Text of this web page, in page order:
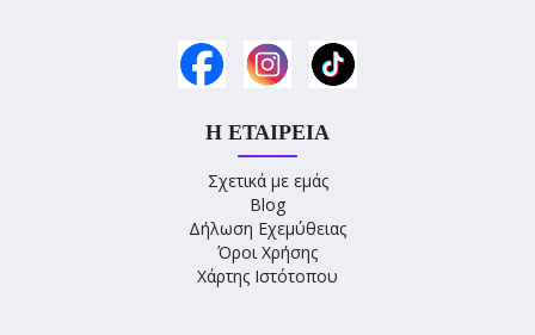
Η ΕΤΑΙΡΕΊΑ
Σχετικά με εμάς
Blog
Δήλωση Εχεμύθειας
Όροι Χρήσης
Χάρτης Ιστότοπου